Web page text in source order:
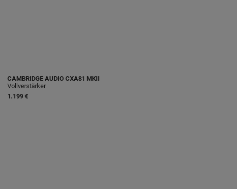
CAMBRIDGE AUDIO CXA81 MKII
Vollverstärker
1.199 €